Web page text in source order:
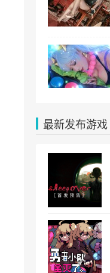
最新发布游戏